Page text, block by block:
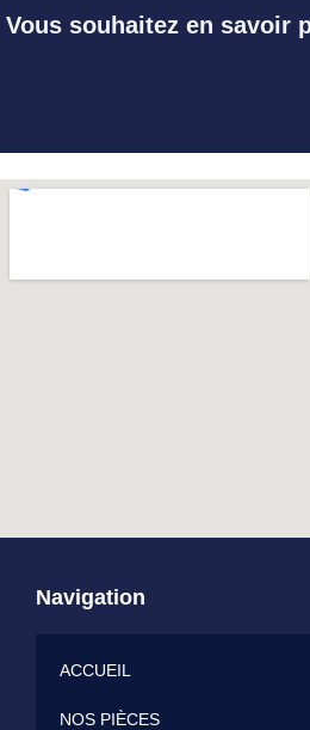
Vous souhaitez en savoir
Navigation
ACCUEIL
NOS PIÈCES